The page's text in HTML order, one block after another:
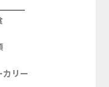
カリー